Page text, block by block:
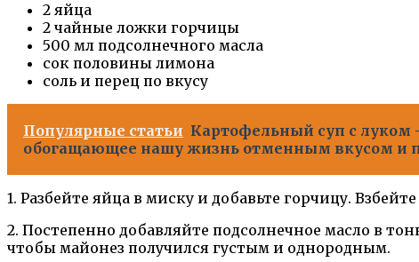
2 яйца
2 чайные ложки горчицы
500 мл подсолнечного масла
сок половины лимона
соль и перец по вкусу
Популярные статьи Картофельный суп с
обогащающее нашу жизнь отменным вкусом и
1. Разбейте яйца в миску и добавьте горчицу.
2. Постепенно добавляйте подсолнечное масло в
чтобы майонез получился густым и однородным.